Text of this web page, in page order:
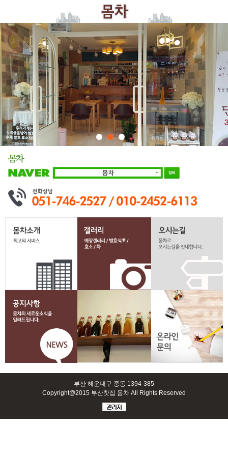
부산 해운대구 중동 1394-385
Copyright@2015 부산찻집 몸차 All Rights Reserved